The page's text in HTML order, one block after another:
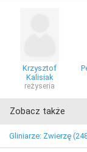
Krzysztof
Kalisiak
reżyseria
Zobacz także
Gliniarze: Zwierzę